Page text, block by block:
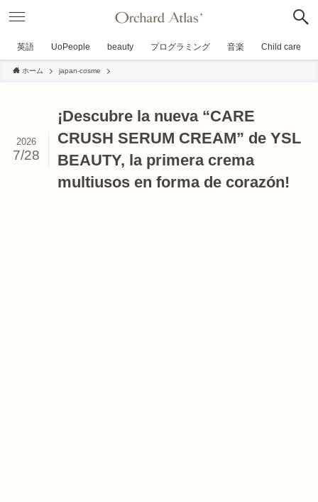
英語 UoPeople beauty プログラミング 音楽 Child care
ホーム japan-cosme
¡Descubre la nueva “CARE
CRUSH SERUM CREAM” de YSL
BEAUTY, la primera crema
multiusos en forma de corazón!
2026
7/28